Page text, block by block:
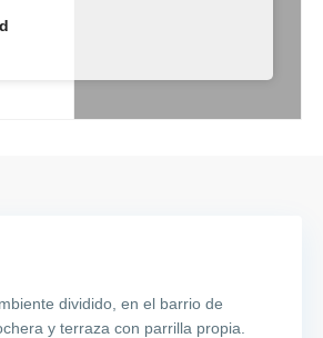
dividido, en el barrio de
y terraza con parrilla propia.